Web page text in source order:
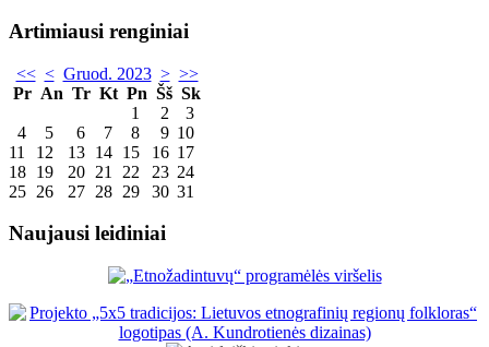
Artimiausi renginiai
<< < Gruod. 2023 > >>
Pr An Tr Kt Pn Šš Sk
1
2
3
4
5 6 7 8 9 10
11
12 13 14 15 16 17
18 19 20 21 22 23 24
25 26 27 28 29 30 31
Naujausi leidiniai